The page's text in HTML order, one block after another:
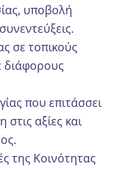
υποβολή
σε τοπικούς
διάφορους
που επιτάσσει
αξίες και
της Κοινότητας